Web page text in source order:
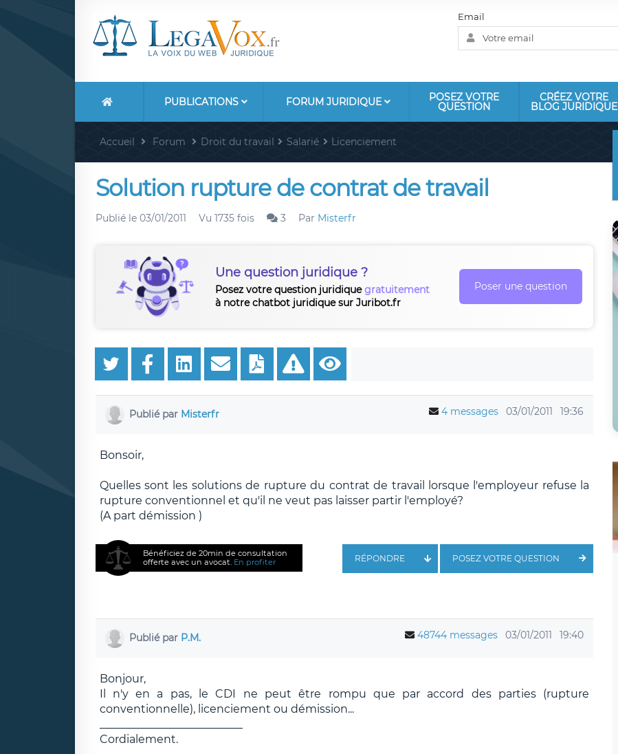
Email
PUBLICATIONS FORUM JURIDIQUE POSEZ VOTRE
QUESTION
CRÉEZ VOTRE
BLOG JURIDIQUE
Accueil Forum Droit du travail Salarié Licenciement
Solution rupture de contrat de travail
Publié le 03/01/2011 Vu 1735 fois 3 Par Misterfr
Une question juridique ?
Posez votre question juridiquegratuitement
à notre chatbot juridique sur Juribot.fr
Poser une question
Publié par Misterfr 4 messages 03/01/2011 19:36
Bonsoir,
Quelles sont les solutions de rupture du contrat de travail lorsque l'employeur refuse la
rupture conventionnel et qu'il ne veut pas laisser partir l'employé?
(A part démission )
Bénéficiez de 20min de consultation
offerte avec un avocat. En profiter POSEZ VOTRE QUESTION
RÉPONDRE
Publié par P.M. 48744 messages 03/01/2011 19:40
Bonjour,
Il n'y en a pas, le CDI ne peut être rompu que par accord des parties (rupture
conventionnelle), licenciement ou démission...
Cordialement.